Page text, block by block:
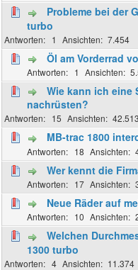
Probleme bei der
turbo
1 7.454
Öl am Vorderrad
1
Wie kann ich eine
nachrüsten?
15 42.513
MB-trac 1800
18
Wer kennt die
17
Neue Räder auf
10
Welchen
1300 turbo
4 11.374